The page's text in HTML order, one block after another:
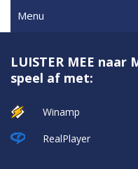
Menu
LUISTER MEE naar
speel af met:
Winamp
RealPlayer